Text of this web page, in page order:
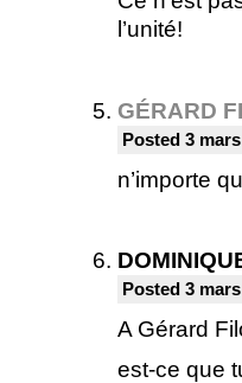
l’unité!
GÉRARD
Posted 3
n’importe
Posted 3
A Gérard
est-ce que